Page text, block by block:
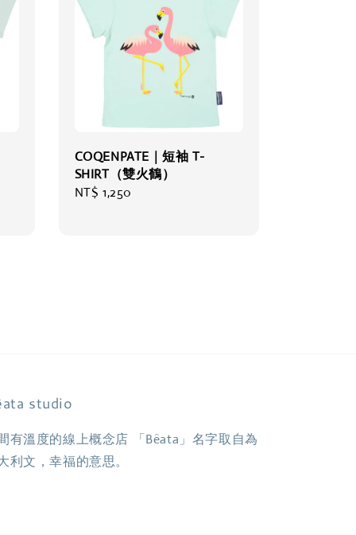
COQENPATE｜短袖 T-
SHIRT（雙火鶴）
Regular
NT$ 1,250
studio
有溫度的線上概念店 「Bêata」名字取自為
利文，幸福的意思。